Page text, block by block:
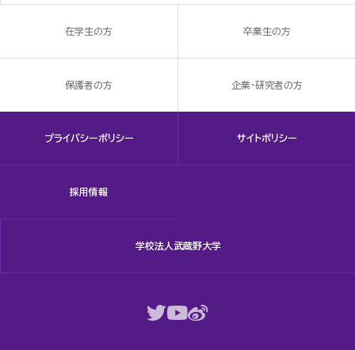
在学生の方 卒業生の方
保護者の方 企業・研究者の方
プライバシーポリシー サイトポリシー
採用情報
学校法人武蔵野大学